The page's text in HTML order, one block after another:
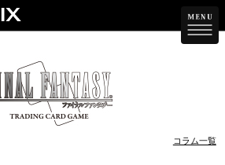
コラム一覧